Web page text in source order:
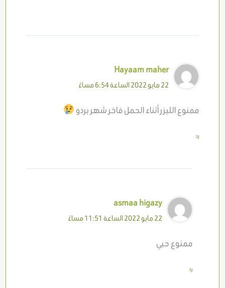
Hayaam maher
22 مايو 2022 الساعة 6:54 مساءً
ممنوع الليزر أثناء الحمل فاخر شهر بردو
رد
asmaa higazy
22 مايو 2022 الساعة 11:51 مساءً
ممنوع حبي
رد